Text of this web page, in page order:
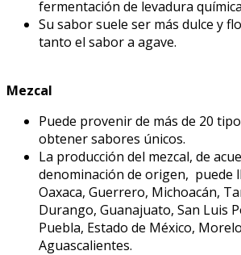
fermentación de levadura
Su sabor suele ser más dulce y
tanto el sabor a agave.
Mezcal
Puede provenir de más de 20
obtener sabores únicos.
La producción del mezcal, de
denominación de origen, puede
Oaxaca, Guerrero, Michoacán,
Durango, Guanajuato, San Luis
Puebla, Estado de México,
Aguascalientes.